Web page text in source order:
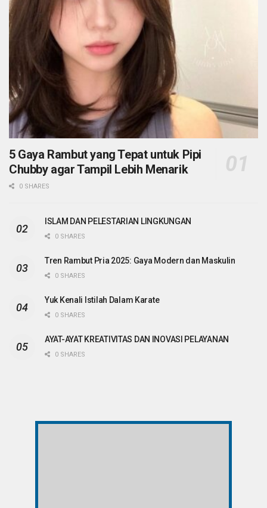
5 Gaya Rambut yang Tepat untuk Pipi
Chubby agar Tampil Lebih Menarik
0 SHARES
ISLAM DAN PELESTARIAN LINGKUNGAN
0 SHARES
Tren Rambut Pria 2025: Gaya Modern dan Maskulin
0 SHARES
Yuk Kenali Istilah Dalam Karate
0 SHARES
AYAT-AYAT KREATIVITAS DAN INOVASI PELAYANAN
0 SHARES